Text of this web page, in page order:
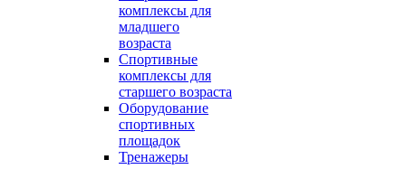
комплексы для
младшего
возраста
Спортивные
комплексы для
старшего возраста
Оборудование
спортивных
площадок
Тренажеры